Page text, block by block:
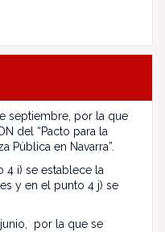
septiembre, por la que
del “Pacto para la
Pública en Navarra”.
4 i) se establece la
y en el punto 4 j) se
junio, por la que se